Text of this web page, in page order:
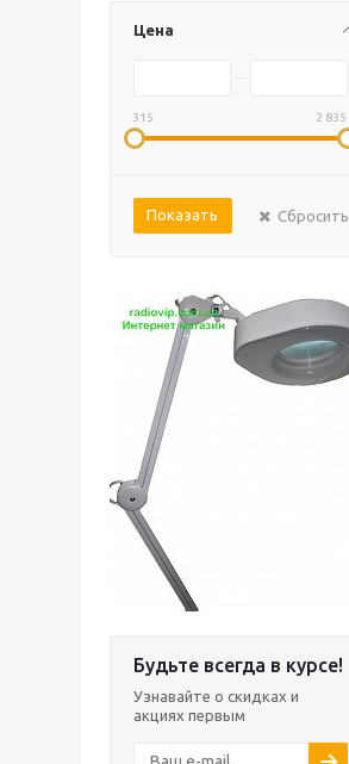
Цена
315 2 835
Сбросить
Будьте всегда в курсе!
Узнавайте о скидках и
акциях первым